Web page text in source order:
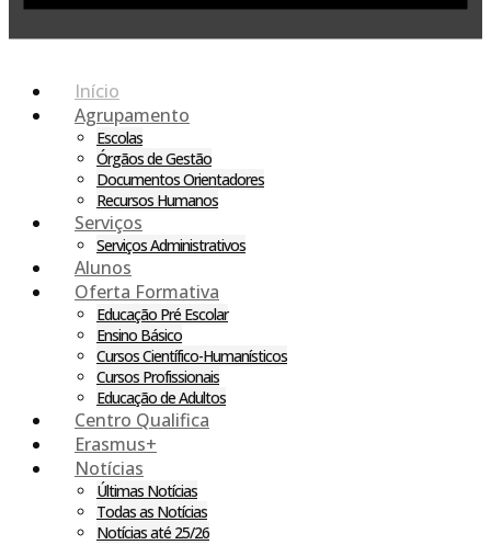
Início
Agrupamento
Escolas
Órgãos de Gestão
Documentos Orientadores
Recursos Humanos
Serviços
Serviços Administrativos
Alunos
Oferta Formativa
Educação Pré Escolar
Ensino Básico
Cursos Científico-Humanísticos
Cursos Profissionais
Educação de Adultos
Centro Qualifica
Erasmus+
Notícias
Últimas Notícias
Todas as Notícias
Notícias até 25/26